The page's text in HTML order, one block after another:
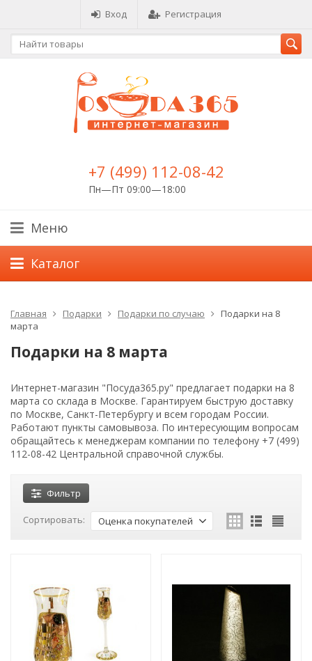
Вход Регистрация
+7 (499) 112-08-42
Пн—Пт 09:00—18:00
Меню
Каталог
Главная Подарки Подарки по случаю
Подарки на 8
марта
Подарки на 8 марта
Интернет-магазин "Посуда365.ру" предлагает подарки на 8
марта со склада в Москве. Гарантируем быструю доставку
по Москве, Санкт-Петербургу и всем городам России.
Работают пункты самовывоза. По интересующим вопросам
обращайтесь к менеджерам компании по телефону +7 (499)
112-08-42 Центральной справочной службы.
Фильтр
Сортировать: Оценка покупателей